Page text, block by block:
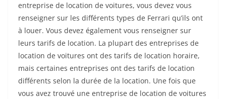
entreprise de location de voitures, vous devez vous
renseigner sur les différents types de Ferrari qu’ils ont
à louer. Vous devez également vous renseigner sur
leurs tarifs de location. La plupart des entreprises de
location de voitures ont des tarifs de location horaire,
mais certaines entreprises ont des tarifs de location
différents selon la durée de la location. Une fois que
vous avez trouvé une entreprise de location de voitures